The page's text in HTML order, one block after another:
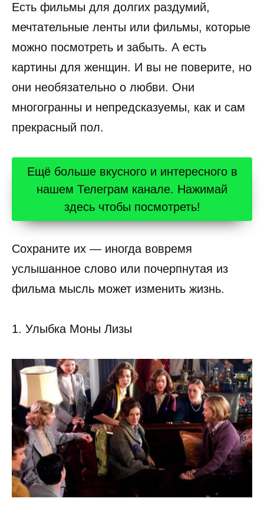
Есть фильмы для долгих раздумий,
мечтательные ленты или фильмы, которые
можно посмотреть и забыть. А есть
картины для женщин. И вы не поверите, но
они необязательно о любви. Они
многогранны и непредсказуемы, как и сам
прекрасный пол.
Ещё больше вкусного и интересного в
нашем Телеграм канале. Нажимай
здесь чтобы посмотреть!
Сохраните их — иногда вовремя
услышанное слово или почерпнутая из
фильма мысль может изменить жизнь.
1. Улыбка Моны Лизы